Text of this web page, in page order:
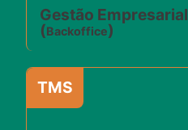
Gestão Empresarial
(Backoffice)
TMS